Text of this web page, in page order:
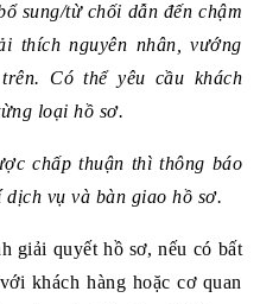
sung/từ chối dẫn đến chậm
thích nguyên nhân, vướng
Có thể yêu cầu khách
loại hồ sơ.
chấp thuận thì thông báo
vụ và bàn giao hồ sơ.
giải quyết hồ sơ, nếu có bất
khách hàng hoặc cơ quan